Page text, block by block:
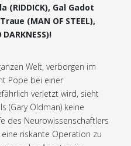
(RIDDICK), Gal Gadot
(MAN OF STEEL),
Welt, verborgen im
Pope bei einer
verletzt wird, sieht
(Gary Oldman) keine
des Neurowissenschaftlers
eine riskante Operation zu